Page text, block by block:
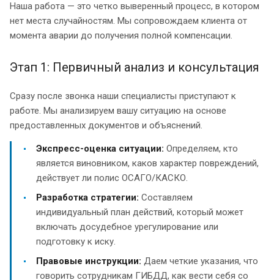
Наша работа — это четко выверенный процесс, в котором
нет места случайностям. Мы сопровождаем клиента от
момента аварии до получения полной компенсации.
Этап 1: Первичный анализ и консультация
Сразу после звонка наши специалисты приступают к
работе. Мы анализируем вашу ситуацию на основе
предоставленных документов и объяснений.
Экспресс-оценка ситуации: Определяем, кто
является виновником, каков характер повреждений,
действует ли полис ОСАГО/КАСКО.
Разработка стратегии: Составляем
индивидуальный план действий, который может
включать досудебное урегулирование или
подготовку к иску.
Правовые инструкции: Даем четкие указания, что
говорить сотрудникам ГИБДД, как вести себя со